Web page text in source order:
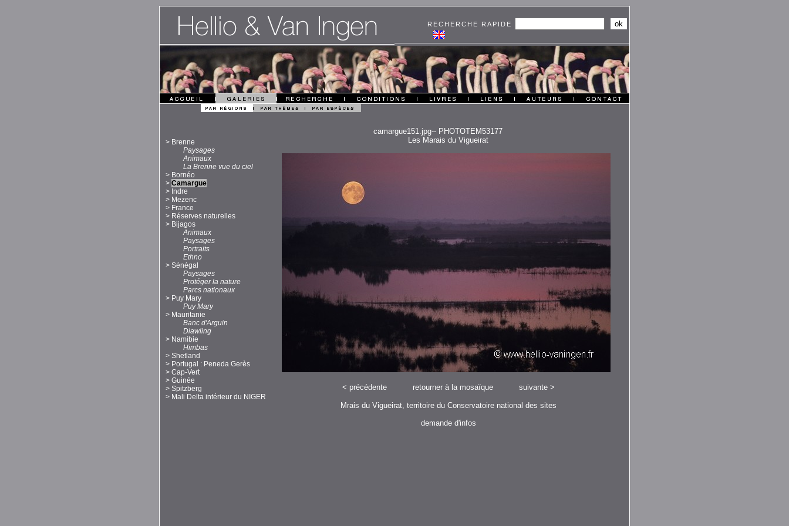
RECHERCHE RAPIDE
camargue151.jpg-- PHOTOTEM53177
> Brenne
Paysages
Animaux
La Brenne vue du ciel
> Bornéo
> Camargue
> Indre
> Mezenc
> France
> Réserves naturelles
> Bijagos
Animaux
Paysages
Portraits
Ethno
> Sénégal
Paysages
Protéger la nature
Parcs nationaux
> Puy Mary
Puy Mary
> Mauritanie
Banc d'Arguin
Diawling
> Namibie
Himbas
> Shetland
> Portugal : Peneda Gerès
> Cap-Vert
> Guinée
> Spitzberg
> Mali Delta intérieur du NIGER
Les Marais du Vigueirat
< précédente retourner à la mosaïque suivante>
Mrais du Vigueirat, territoire du Conservatoire national des sites
demande d'infos